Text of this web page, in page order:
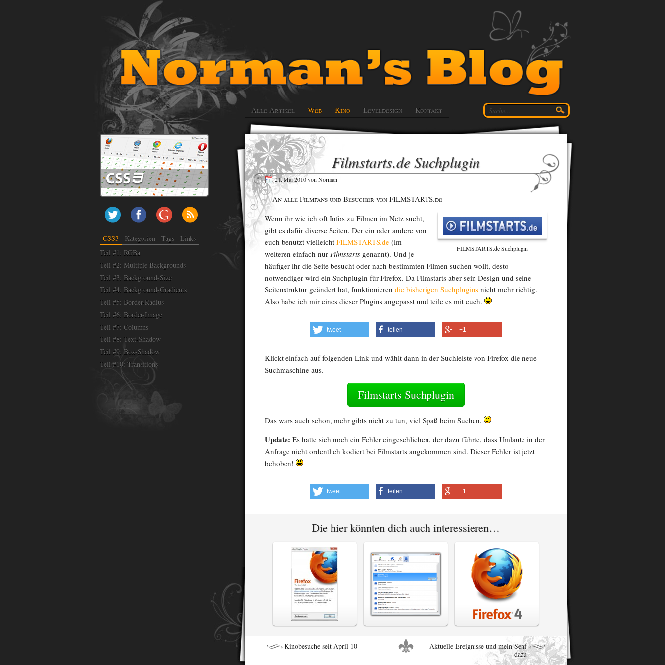
Alle Artikel Web Kino Leveldesign Kontakt
Filmstarts.de Suchplugin
21. Mai 2010von Norman
An alle Filmfans und Besucher von FILMSTARTS.de
FILMSTARTS.de Suchplugin
Wenn ihr wie ich oft Infos zu Filmen im Netz sucht,
gibt es dafür diverse Seiten. Der ein oder andere von
euch benutzt vielleicht FILMSTARTS.de (im
weiteren einfach nur Filmstarts genannt). Und je
häufiger ihr die Seite besucht oder nach bestimmten Filmen suchen wollt, desto
notwendiger wird ein Suchplugin für Firefox. Da Filmstarts aber sein Design und seine
Seitenstruktur geändert hat, funktionieren die bisherigen Suchplugins nicht mehr richtig.
Also habe ich mir eines dieser Plugins angepasst und teile es mit euch.
tweet teilen +1
Klickt einfach auf folgenden Link und wählt dann in der Suchleiste von Firefox die neue
Suchmaschine aus.
Filmstarts Suchplugin
Das wars auch schon, mehr gibts nicht zu tun, viel Spaß beim Suchen.
Update: Es hatte sich noch ein Fehler eingeschlichen, der dazu führte, dass Umlaute in der
Anfrage nicht ordentlich kodiert bei Filmstarts angekommen sind. Dieser Fehler ist jetzt
behoben!
tweet teilen +1
Die hier könnten dich auch interessieren…
Kinobesuche seit April 10
Aktuelle Ereignisse und mein Senf
dazu
CSS3 Kategorien Tags
Links
Teil #1: RGBa
Teil #2: Multiple Backgrounds
Teil #3: Background-Size
Teil #4: Background-Gradients
Teil #5: Border-Radius
Teil #6: Border-Image
Teil #7: Columns
Teil #8: Text-Shadow
Teil #9: Box-Shadow
Teil #10: Transitions